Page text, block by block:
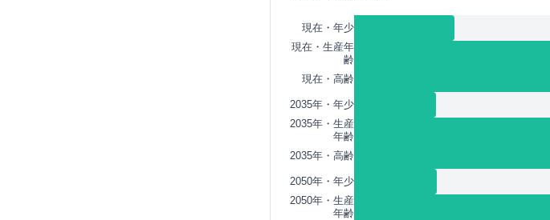
現在・年少
現在・生産年
齢
現在・高齢
2035年・年少
2035年・生産
年齢
2035年・高齢
2050年・年少
2050年・生産
年齢